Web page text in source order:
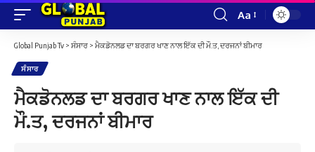
Font
Resizer
Aa
Global Punjab Tv > ਸੰਸਾਰ > ਮੈਕਡੋਨਲਡ ਦਾ ਬਰਗਰ ਖਾਣ ਨਾਲ ਇੱਕ ਦੀ ਮੌ.ਤ, ਦਰਜਨਾਂ ਬੀਮਾਰ
ਸੰਸਾਰ
ਮੈਕਡੋਨਲਡ ਦਾ ਬਰਗਰ ਖਾਣ ਨਾਲ ਇੱਕ ਦੀ
ਮੌ.ਤ, ਦਰਜਨਾਂ ਬੀਮਾਰ